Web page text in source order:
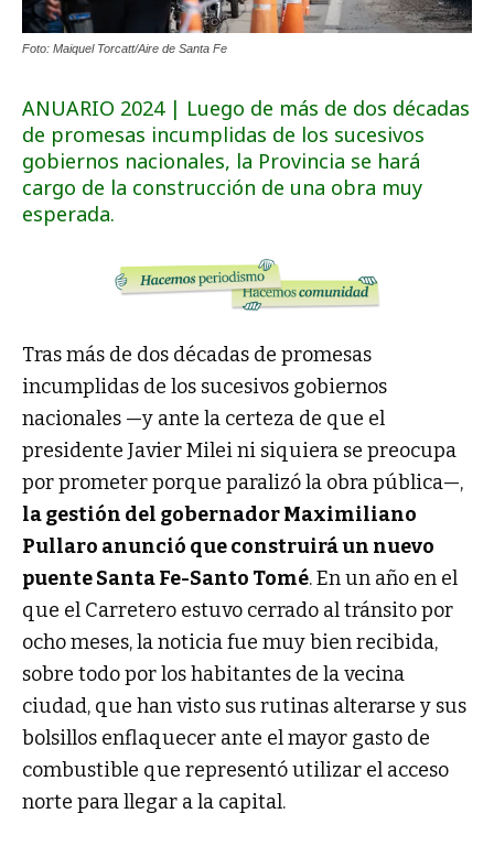
Foto: Maiquel Torcatt/Aire de Santa Fe
ANUARIO 2024 | Luego de más de dos décadas
de promesas incumplidas de los sucesivos
gobiernos nacionales, la Provincia se hará
cargo de la construcción de una obra muy
esperada.
Tras más de dos décadas de promesas
incumplidas de los sucesivos gobiernos
nacionales —y ante la certeza de que el
presidente Javier Milei ni siquiera se preocupa
por prometer porque paralizó la obra pública—,
la gestión del gobernador Maximiliano
Pullaro anunció que construirá un nuevo
puente Santa Fe-Santo Tomé. En un año en el
que el Carretero estuvo cerrado al tránsito por
ocho meses, la noticia fue muy bien recibida,
sobre todo por los habitantes de la vecina
ciudad, que han visto sus rutinas alterarse y sus
bolsillos enflaquecer ante el mayor gasto de
combustible que representó utilizar el acceso
norte para llegar a la capital.